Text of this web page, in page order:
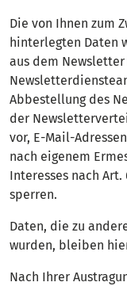
Die von Ihnen zum
hinterlegten Daten
aus dem
Abbestellung des
der
vor, E-Mail-
nach eigenem
Interesses nach Art.
sperren.
Daten, die zu
wurden, bleiben
Nach Ihrer